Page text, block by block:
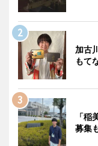
加古
もて
「
募集